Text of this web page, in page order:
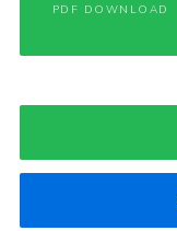
PDF DOWNLOAD